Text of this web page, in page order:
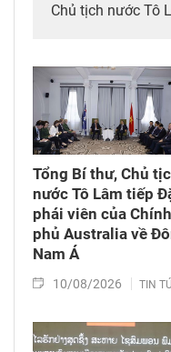
Chủ tịch nước Tô
Tổng Công ty
Airlines).
Tổng Bí thư, Chủ
nước Tô Lâm tiếp
phái viên của Chính
phủ Australia về
Nam Á
10/08/2026 TIN